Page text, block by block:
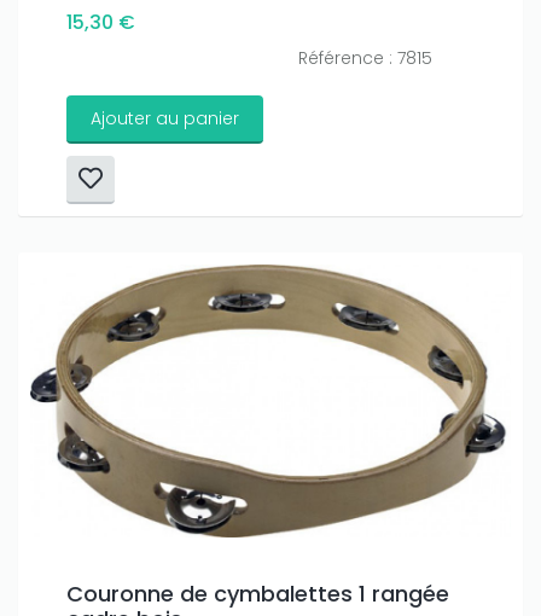
15,30 €
Référence : 7815
Ajouter au panier
Couronne de cymbalettes 1 rangée